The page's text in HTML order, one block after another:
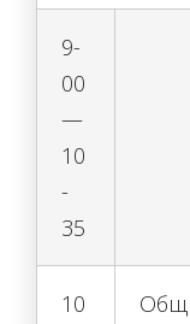
9-
00
—
10
-
35
10